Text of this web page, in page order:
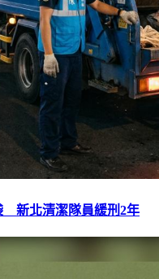
新北清潔隊員緩刑2年